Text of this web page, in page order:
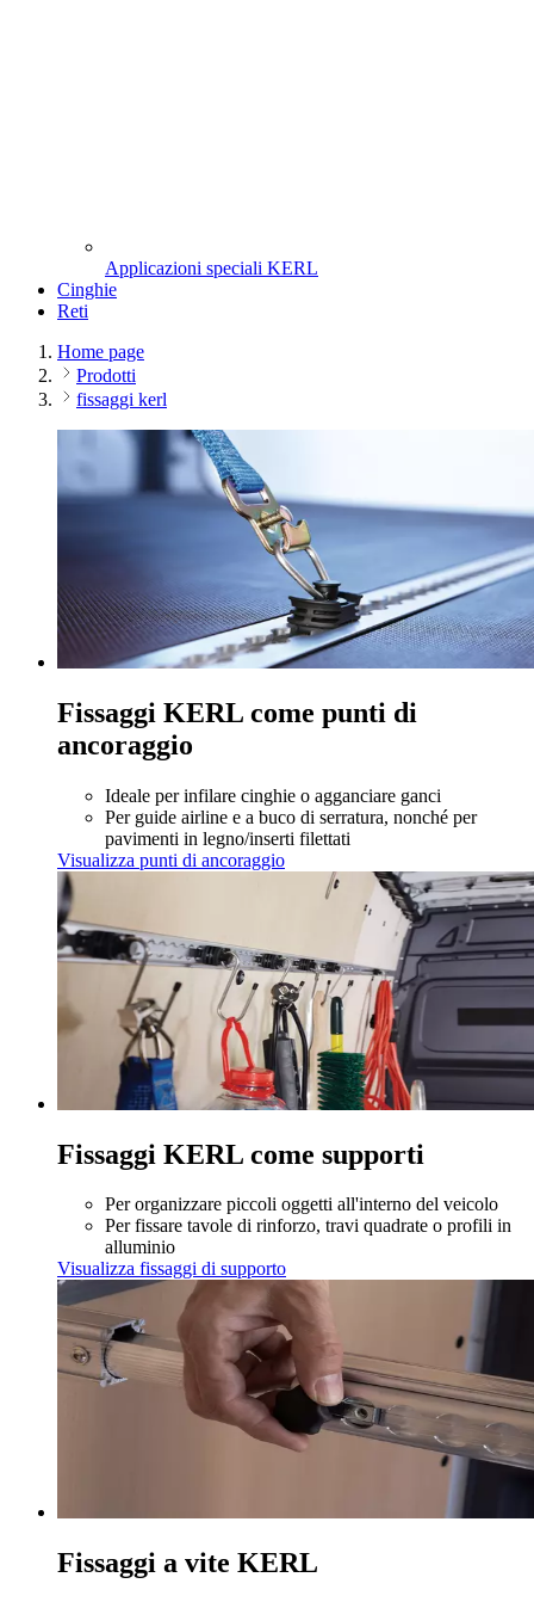
Applicazioni speciali KERL
Cinghie
Reti
Home page
Prodotti
fissaggi kerl
Fissaggi KERL come punti di
ancoraggio
Ideale per infilare cinghie o agganciare ganci
Per guide airline e a buco di serratura, nonché per
pavimenti in legno/inserti filettati
Visualizza punti di ancoraggio
Fissaggi KERL come supporti
Per organizzare piccoli oggetti all'interno del veicolo
Per fissare tavole di rinforzo, travi quadrate o profili in
alluminio
Visualizza fissaggi di supporto
Fissaggi a vite KERL